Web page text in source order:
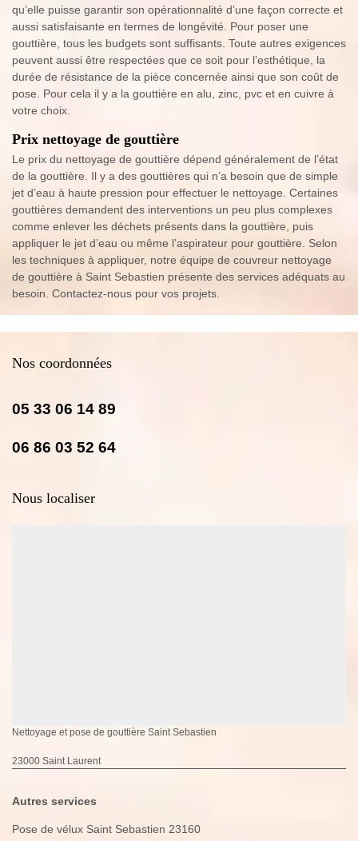
qu’elle puisse garantir son opérationnalité d’une façon correcte et
aussi satisfaisante en termes de longévité. Pour poser une
gouttière, tous les budgets sont suffisants. Toute autres exigences
peuvent aussi être respectées que ce soit pour l’esthétique, la
durée de résistance de la pièce concernée ainsi que son coût de
pose. Pour cela il y a la gouttière en alu, zinc, pvc et en cuivre à
votre choix.
Prix nettoyage de gouttière
Le prix du nettoyage de gouttière dépend généralement de l’état
de la gouttière. Il y a des gouttières qui n’a besoin que de simple
jet d’eau à haute pression pour effectuer le nettoyage. Certaines
gouttières demandent des interventions un peu plus complexes
comme enlever les déchets présents dans la gouttière, puis
appliquer le jet d’eau ou même l’aspirateur pour gouttière. Selon
les techniques à appliquer, notre équipe de couvreur nettoyage
de gouttière à Saint Sebastien présente des services adéquats au
besoin. Contactez-nous pour vos projets.
Nos coordonnées
05 33 06 14 89
06 86 03 52 64
Nous localiser
Nettoyage et pose de gouttière Saint Sebastien
23000 Saint Laurent
Autres services
Pose de vélux Saint Sebastien 23160